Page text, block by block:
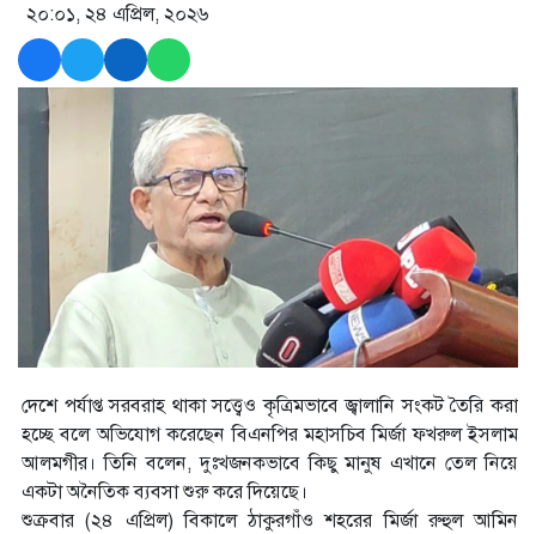
২০:০১, ২৪ এপ্রিল, ২০২৬
দেশে পর্যাপ্ত সরবরাহ থাকা সত্ত্বেও কৃত্রিমভাবে জ্বালানি সংকট তৈরি করা
হচ্ছে বলে অভিযোগ করেছেন বিএনপির মহাসচিব মির্জা ফখরুল ইসলাম
আলমগীর। তিনি বলেন, দুঃখজনকভাবে কিছু মানুষ এখানে তেল নিয়ে
একটা অনৈতিক ব্যবসা শুরু করে দিয়েছে।
শুক্রবার (২৪ এপ্রিল) বিকালে ঠাকুরগাঁও শহরের মির্জা রুহুল আমিন